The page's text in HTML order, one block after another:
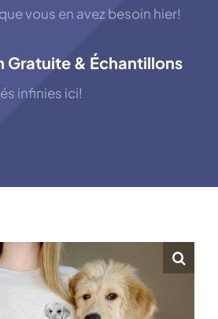
vous en avez besoin hier!
Gratuite & Échantillons
infinies ici!